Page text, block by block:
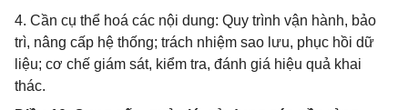
4. Cần cụ thể hoá các nội dung: Quy trình vận hành, bảo
trì, nâng cấp hệ thống; trách nhiệm sao lưu, phục hồi dữ
liệu; cơ chế giám sát, kiểm tra, đánh giá hiệu quả khai
thác.